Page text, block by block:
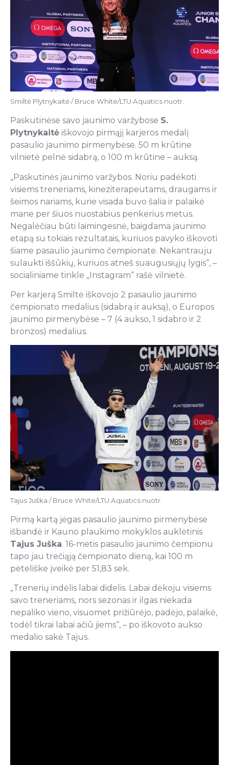
Smiltė Plytnykaitė / Bruce White/LTU Aquatics nuotr.
Paskutinėse savo jaunimo varžybose S.
Plytnykaitė iškovojo pirmąjį karjeros medalį
pasaulio jaunimo pirmenybėse. 50 m krūtine
vilnietė pelnė sidabrą, o 100 m krūtine – auksą.
„Paskutinės jaunimo varžybos. Noriu padėkoti
visiems treneriams, kineziterapeutams, draugams ir
šeimos nariams, kurie visada buvo šalia ir palaikė
mane per šiuos nuostabius penkerius metus.
Negalėčiau būti laimingesnė, baigdama jaunimo
etapą su tokiais rezultatais, kuriuos pavyko iškovoti
šiame pasaulio jaunimo čempionate. Nekantrauju
sulaukti iššūkių, kuriuos atneš suaugusiųjų lygis“, –
socialiniame tinkle „Instagram“ rašė vilnietė.
Per karjerą Smiltė iškovojo 2 pasaulio jaunimo
čempionato medalius (sidabrą ir auksą), o Europos
jaunimo pirmenybėse – 7 (4 aukso, 1 sidabro ir 2
bronzos) medalius.
Tajus Juška / Bruce White/LTU Aquatics nuotr.
Pirmą kartą jėgas pasaulio jaunimo pirmenybėse
išbandė ir Kauno plaukimo mokyklos auklėtinis
Tajus Juška. 16-metis pasaulio jaunimo čempionu
tapo jau trečiąją čempionato dieną, kai 100 m
peteliške įveikė per 51,83 sek.
„Trenerių indėlis labai didelis. Labai dėkoju visiems
savo treneriams, nors sezonas ir ilgas niekada
nepaliko vieno, visuomet prižiūrėjo, padėjo, palaikė,
todėl tikrai labai ačiū jiems“, – po iškovoto aukso
medalio sakė Tajus.